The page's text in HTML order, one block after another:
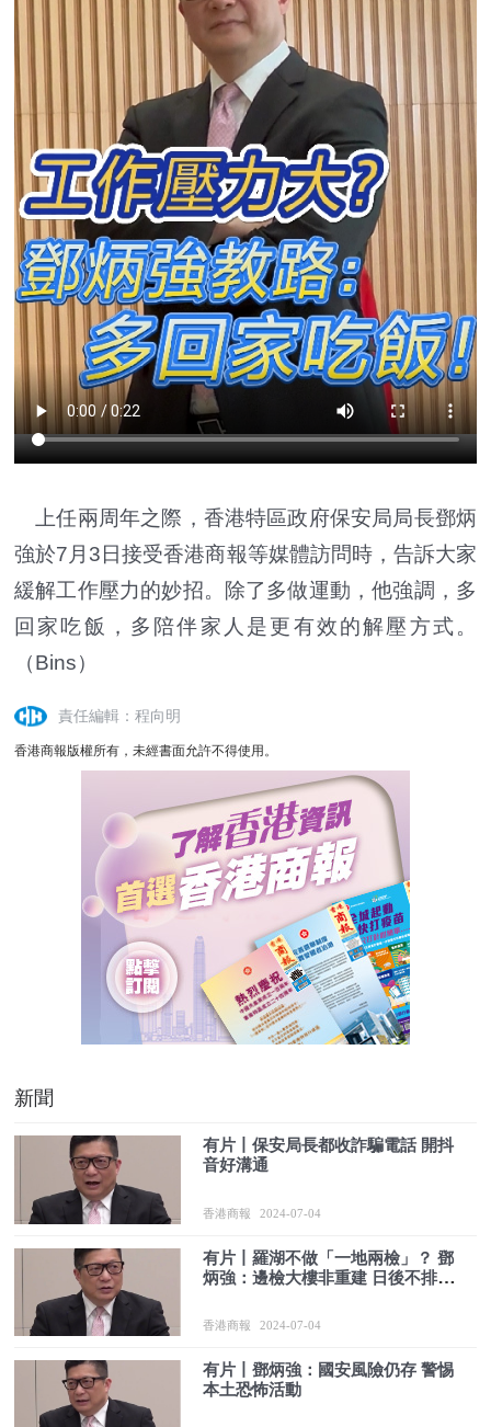
上任兩周年之際，香港特區政府保安局局長鄧炳
強於7月3日接受香港商報等媒體訪問時，告訴大家
緩解工作壓力的妙招。除了多做運動，他強調，多
回家吃飯，多陪伴家人是更有效的解壓方式。
（Bins）
責任編輯：程向明
香港商報版權所有，未經書面允許不得使用。
新聞
有片丨保安局長都收詐騙電話 開抖
音好溝通
香港商報 2024-07-04
有片丨羅湖不做「一地兩檢」？ 鄧
炳強：邊檢大樓非重建 日後不排除
香港商報 2024-07-04
有片丨鄧炳強：國安風險仍存 警惕
本土恐怖活動